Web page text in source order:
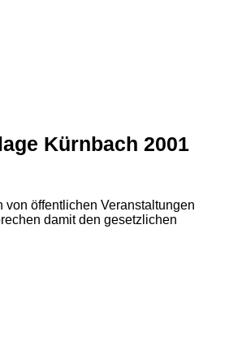
Kürnbach 2001
von öffentlichen Veranstaltungen
damit den gesetzlichen